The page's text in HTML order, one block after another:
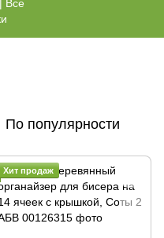
По популярности
Хит продаж